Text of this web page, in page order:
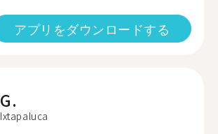
アプリをダウンロードする
G.
Ixtapaluca